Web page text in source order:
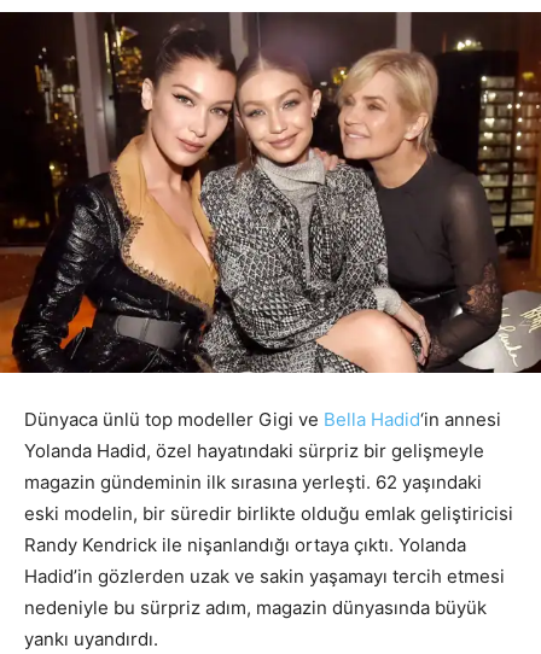
Dünyaca ünlü top modeller Gigi ve Bella Hadid‘in annesi
Yolanda Hadid, özel hayatındaki sürpriz bir gelişmeyle
magazin gündeminin ilk sırasına yerleşti. 62 yaşındaki
eski modelin, bir süredir birlikte olduğu emlak geliştiricisi
Randy Kendrick ile nişanlandığı ortaya çıktı. Yolanda
Hadid’in gözlerden uzak ve sakin yaşamayı tercih etmesi
nedeniyle bu sürpriz adım, magazin dünyasında büyük
yankı uyandırdı.